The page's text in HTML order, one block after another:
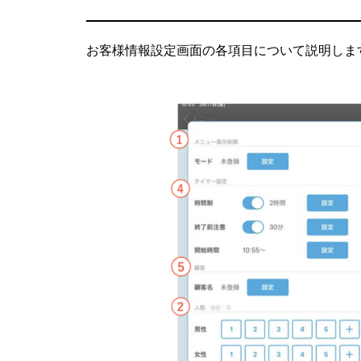
お客様情報設定画面の各項目について説明しま